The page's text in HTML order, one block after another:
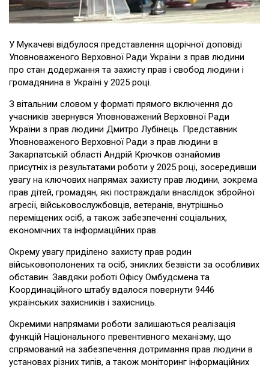
У Мукачеві відбулося представлення щорічної доповіді
Уповноваженого Верховної Ради України з прав людини
про стан додержання та захисту прав і свобод людини і
громадянина в Україні у 2025 році.
З вітальним словом у форматі прямого включення до
учасників звернувся Уповноважений Верховної Ради
України з прав людини Дмитро Лубінець. Представник
Уповноваженого Верховної Ради з прав людини в
Закарпатській області Андрій Крючков ознайомив
присутніх із результатами роботи у 2025 році, зосередивши
увагу на ключових напрямах захисту прав людини, зокрема
прав дітей, громадян, які постраждали внаслідок збройної
агресії, військовослужбовців, ветеранів, внутрішньо
переміщених осіб, а також забезпеченні соціальних,
економічних та інформаційних прав.
Окрему увагу приділено захисту прав родин
військовополонених та осіб, зниклих безвісти за особливих
обставин. Завдяки роботі Офісу Омбудсмена та
Координаційного штабу вдалося повернути 9446
українських захисників і захисниць.
Окремими напрямами роботи залишаються реалізація
функцій Національного превентивного механізму, що
спрямований на забезпечення дотримання прав людини в
установах різних типів, а також моніторинг інформаційних